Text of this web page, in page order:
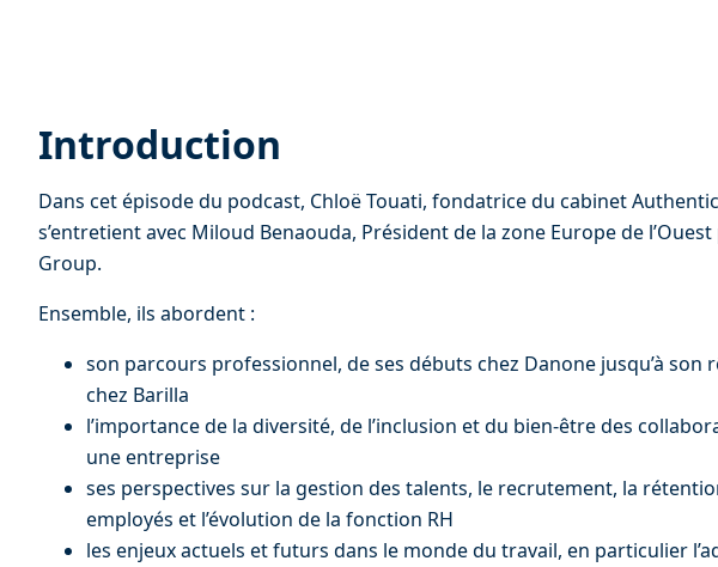
Introduction
Dans cet épisode du podcast, Chloë Touati, fondatrice du cabinet
s’entretient avec Miloud Benaouda, Président de la zone Europe de
Group.
Ensemble, ils abordent :
son parcours professionnel, de ses débuts chez Danone jusqu’à son
chez Barilla
l’importance de la diversité, de l’inclusion et du bien-être des
une entreprise
ses perspectives sur la gestion des talents, le recrutement, la
employés et l’évolution de la fonction RH
les enjeux actuels et futurs dans le monde du travail, en particulier